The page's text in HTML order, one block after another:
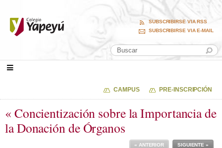
SUBSCRIBIRSE VIA RSS
SUBSCRIBIRSE VIA E-MAIL
CAMPUS PRE-INSCRIPCIÓN
« Concientización sobre la Importancia de
la Donación de Órganos
SIGUIENTE »
« ANTERIOR